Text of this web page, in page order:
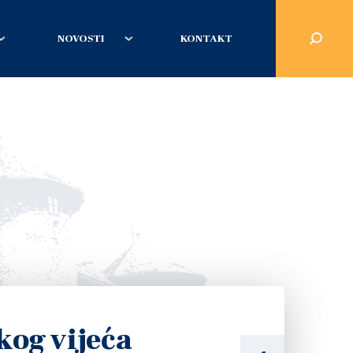
NOVOSTI KONTAKT
vijeća